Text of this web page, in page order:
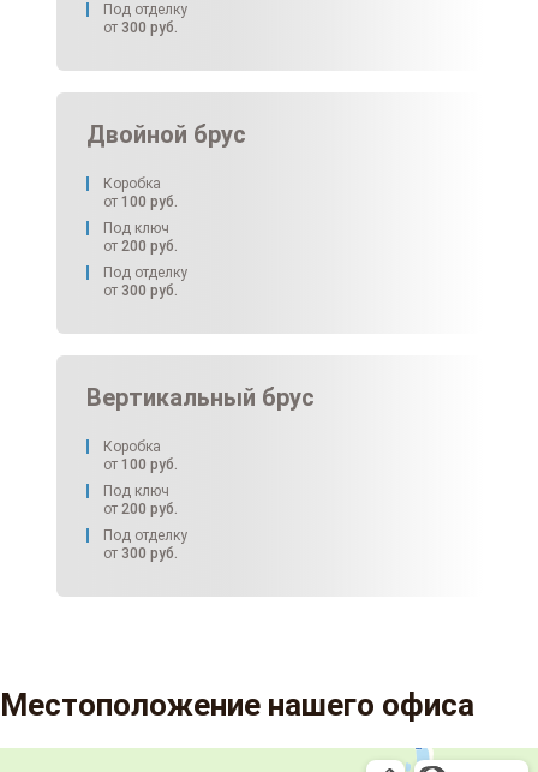
Под отделку
от 300 руб.
Двойной брус
Коробка
от 100 руб.
Под ключ
от 200 руб.
Под отделку
от 300 руб.
Вертикальный брус
Коробка
от 100 руб.
Под ключ
от 200 руб.
Под отделку
от 300 руб.
Местоположение нашего офиса